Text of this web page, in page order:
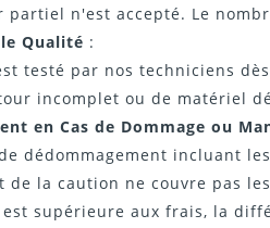
partiel n'est accepté. Le
Qualité :
testé par nos techniciens
incomplet ou de matériel
en Cas de Dommage ou
dédommagement incluant
de la caution ne couvre pas
supérieure aux frais, la